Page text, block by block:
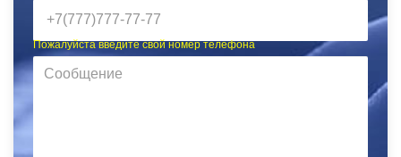
Пожалуйста введите свой номер телефона